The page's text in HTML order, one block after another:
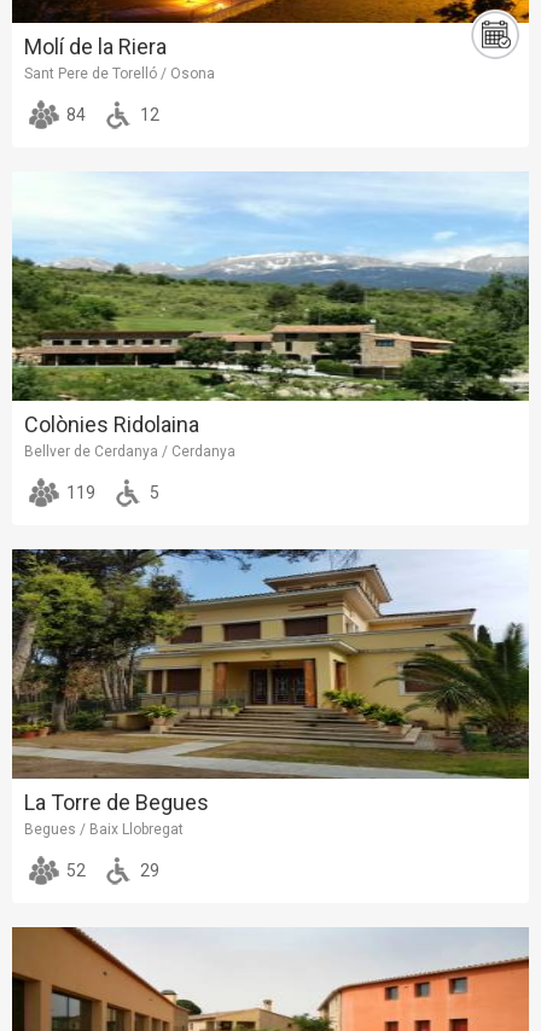
Molí de la Riera
Sant Pere de Torelló / Osona
84 12
Colònies Ridolaina
Bellver de Cerdanya / Cerdanya
119 5
La Torre de Begues
Begues / Baix Llobregat
52 29